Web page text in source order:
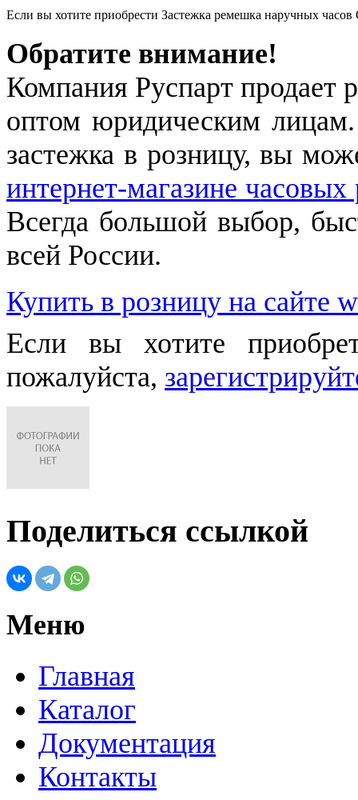
Если вы хотите приобрести Застежка ремешка наручных
Обратите внимание!
Компания Руспарт продает
оптом юридическим
застежка в розницу, вы
интернет-магазине
Всегда большой выбор,
всей России.
Купить в розницу на сайте
Если вы хотите
пожалуйста,
Поделиться ссылкой
Меню
Главная
Каталог
Документация
Контакты